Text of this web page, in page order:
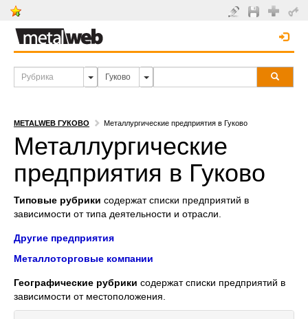
METALWEB ГУКОВО Металлургические предприятия в Гуково
Металлургические
предприятия в Гуково
Типовые рубрики содержат списки предприятий в
зависимости от типа деятельности и отрасли.
Другие предприятия
Металлоторговые компании
Географические рубрики содержат списки предприятий в
зависимости от местоположения.